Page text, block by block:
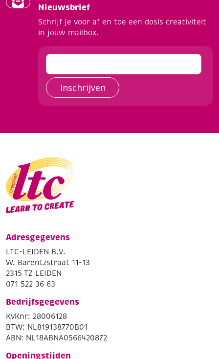
Nieuwsbrief
Schrijf je voor af en toe een dosis creativiteit
in jouw mailbox.
Inschrijven
Adresgegevens
LTC-LEIDEN B.V.
W. Barentzstraat 11-13
2315 TZ LEIDEN
071 522 36 63
Bedrijfsgegevens
KvKnr: 28006128
BTW: NL819138770B01
ABN: NL18ABNA0566420872
Openingstijden